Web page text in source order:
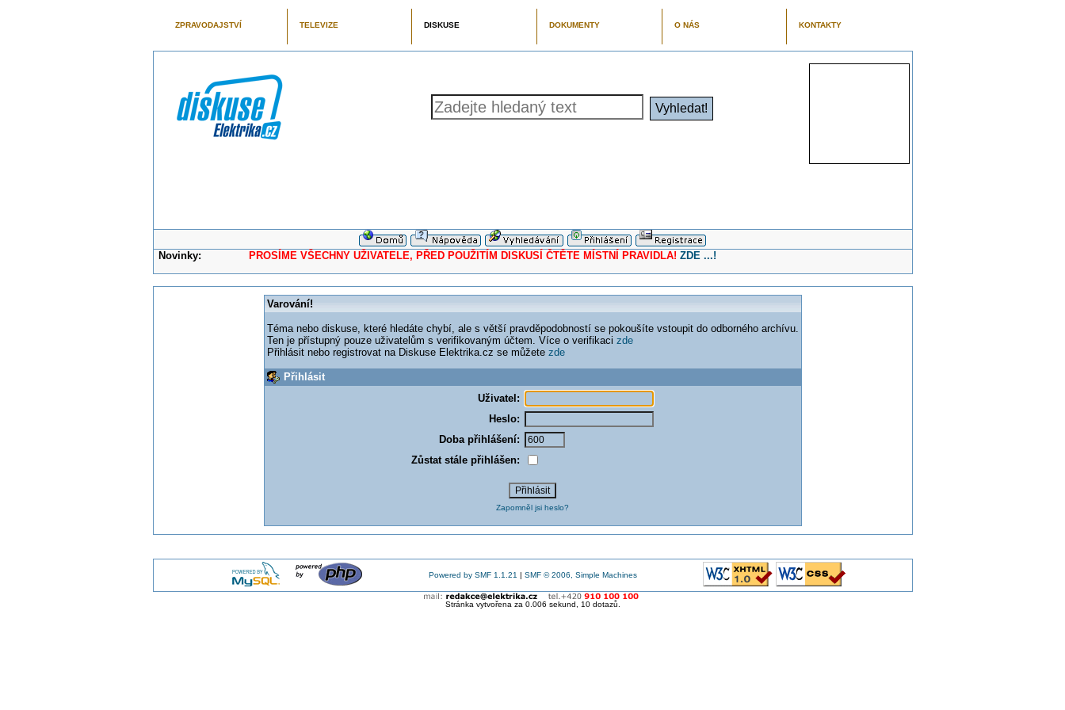
ZPRAVODAJSTVÍ TELEVIZE DISKUSE DOKUMENTY O NÁS KONTAKTY
Novinky: PROSÍME VŠECHNY UŽIVATELE, PŘED POUŽITÍM DISKUSÍ ČTĚTE MÍSTNÍ PRAVIDLA! ZDE ...!
Varování!
Téma nebo diskuse, které hledáte chybí, ale s větší pravděpodobností se pokoušíte vstoupit do odborného archívu.
Ten je přístupný pouze uživatelům s verifikovaným účtem. Více o verifikaci zde
Přihlásit nebo registrovat na Diskuse Elektrika.cz se můžete zde
Přihlásit
Uživatel:
Heslo:
Doba přihlášení:
Zůstat stále přihlášen:
Zapomněl jsi heslo?
Powered by SMF 1.1.21 | SMF © 2006, Simple Machines
Stránka vytvořena za 0.006 sekund, 10 dotazů.